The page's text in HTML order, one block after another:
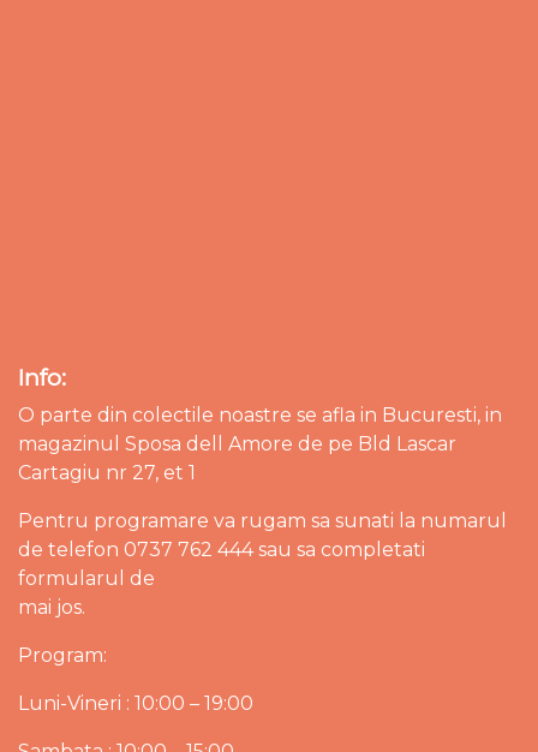
Info:
O parte din colectile noastre se afla in Bucuresti, in
magazinul Sposa dell Amore de pe Bld Lascar
Cartagiu nr 27, et 1
Pentru programare va rugam sa sunati la numarul
de telefon 0737 762 444 sau sa completati
formularul de
mai jos.
Program:
Luni-Vineri : 10:00 – 19:00